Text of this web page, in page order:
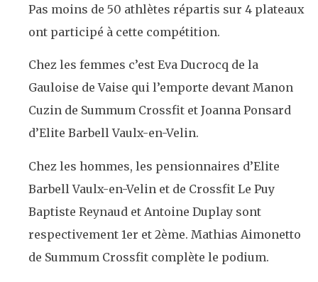
Pas moins de 50 athlètes répartis sur 4 plateaux
ont participé à cette compétition.
Chez les femmes c’est Eva Ducrocq de la
Gauloise de Vaise qui l’emporte devant Manon
Cuzin de Summum Crossfit et Joanna Ponsard
d’Elite Barbell Vaulx-en-Velin.
Chez les hommes, les pensionnaires d’Elite
Barbell Vaulx-en-Velin et de Crossfit Le Puy
Baptiste Reynaud et Antoine Duplay sont
respectivement 1er et 2ème. Mathias Aimonetto
de Summum Crossfit complète le podium.